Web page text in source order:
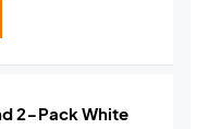
2-Pack White